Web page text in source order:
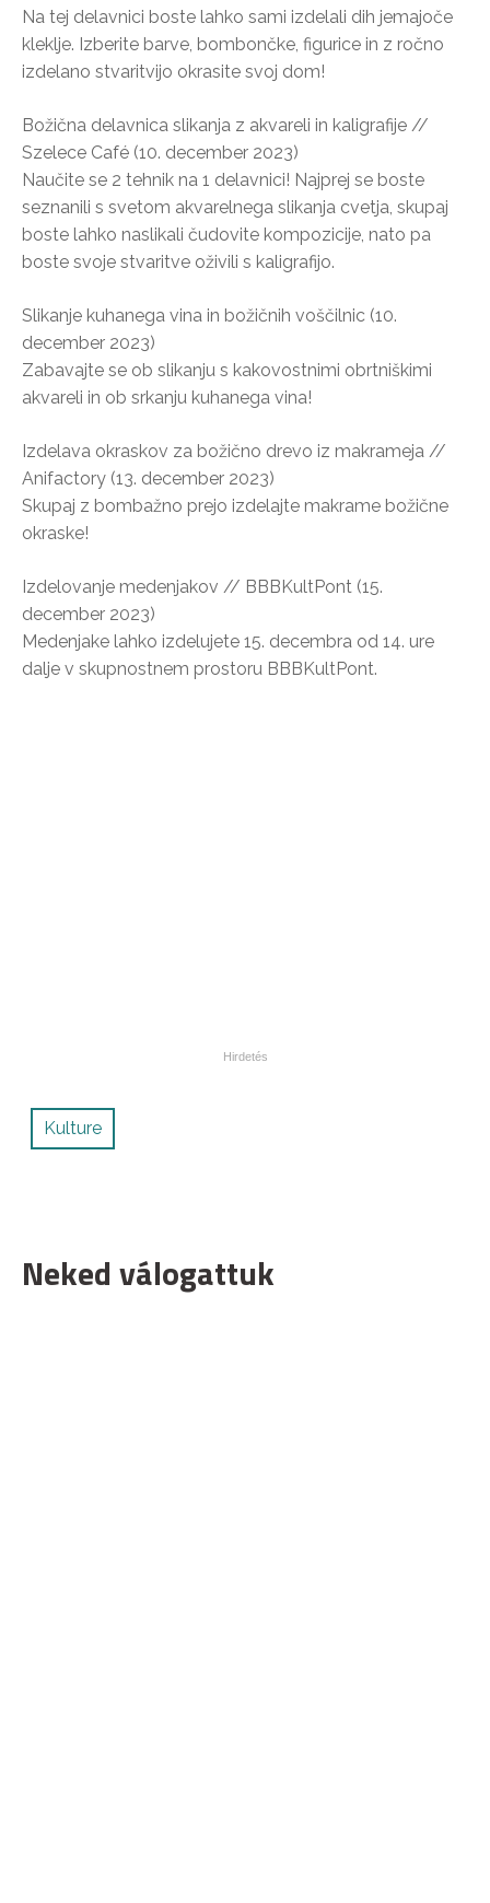
Na tej delavnici boste lahko sami izdelali dih jemajoče
kleklje. Izberite barve, bombončke, figurice in z ročno
izdelano stvaritvijo okrasite svoj dom!
Božična delavnica slikanja z akvareli in kaligrafije //
Szelece Café (10. december 2023)
Naučite se 2 tehnik na 1 delavnici! Najprej se boste
seznanili s svetom akvarelnega slikanja cvetja, skupaj
boste lahko naslikali čudovite kompozicije, nato pa
boste svoje stvaritve oživili s kaligrafijo.
Slikanje kuhanega vina in božičnih voščilnic (10.
december 2023)
Zabavajte se ob slikanju s kakovostnimi obrtniškimi
akvareli in ob srkanju kuhanega vina!
Izdelava okraskov za božično drevo iz makrameja //
Anifactory (13. december 2023)
Skupaj z bombažno prejo izdelajte makrame božične
okraske!
Izdelovanje medenjakov // BBBKultPont (15.
december 2023)
Medenjake lahko izdelujete 15. decembra od 14. ure
dalje v skupnostnem prostoru BBBKultPont.
Kulture
Neked válogattuk